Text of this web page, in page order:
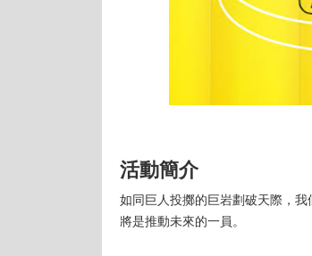
活動簡介
如同巨人投擲的巨岩劃破天際，
將是推動未來的一員。